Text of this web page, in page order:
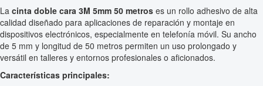
La cinta doble cara 3M 5mm 50 metros es un rollo adhesivo de alta
calidad diseñado para aplicaciones de reparación y montaje en
dispositivos electrónicos, especialmente en telefonía móvil. Su ancho
de 5 mm y longitud de 50 metros permiten un uso prolongado y
versátil en talleres y entornos profesionales o aficionados.
Características principales: